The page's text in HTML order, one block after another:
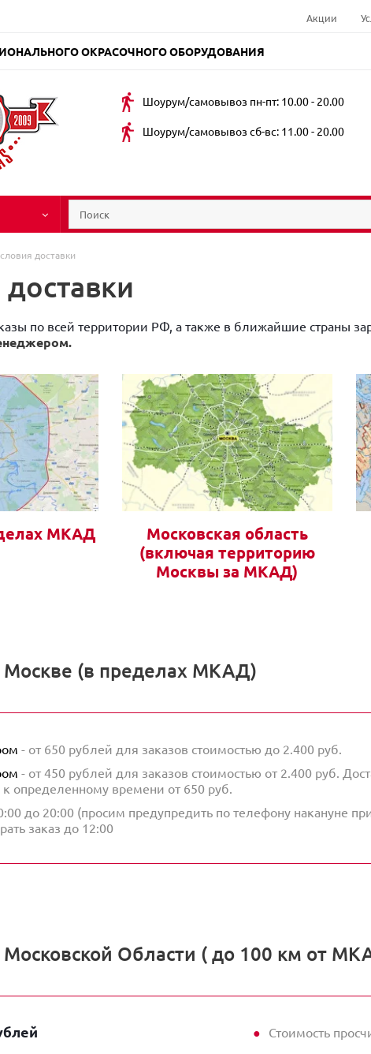
Акции
ОКРАСОЧНОГО ОБОРУДОВАНИЯ
Шоурум/самовывоз пн-пт: 10.00 - 20.00
Шоурум/самовывоз сб-вс: 11.00 - 20.00
доставки
по всей территории РФ, а также в ближайшие страны
МКАД
Московская область
(включая территорию
Москвы за МКАД)
Москве (в пределах МКАД)
- от 650 рублей для заказов стоимостью до 2.400 руб.
- от 450 рублей для заказов стоимостью от 2.400 руб.
к определенному времени от 650 руб.
до 20:00 (просим предупредить по телефону накануне
заказ до 12:00
Московской Области ( до 100 км от
Стоимость